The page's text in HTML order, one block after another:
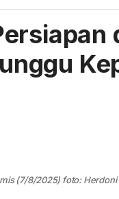
(7/8/2025) foto: Herdoni